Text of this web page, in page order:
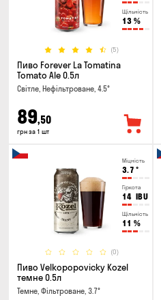
Щільність
13 %
(5)
Пиво Forever La Tomatina
Tomato Ale 0.5л
Світле, Нефільтроване, 4.5°
89,50
грн за 1 шт
Міцність
3.7 °
Гіркота
14 IBU
Щільність
11 %
(0)
Пиво Velkopopovicky Kozel
темне 0.5л
Темне, Фільтроване, 3.7°